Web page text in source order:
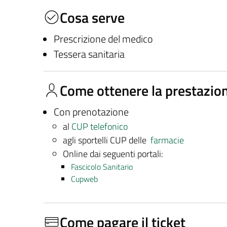
Cosa serve
Prescrizione del medico
Tessera sanitaria
Come ottenere la
Con prenotazione
al CUP telefonico
agli sportelli CUP delle farmacie
Online dai seguenti portali:
Fascicolo Sanitario
Cupweb
Come pagare il ticket